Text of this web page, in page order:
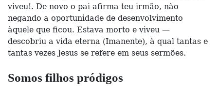
viveu!. De novo o pai afirma teu irmão, não
negando a oportunidade de desenvolvimento
àquele que ficou. Estava morto e viveu —
descobriu a vida eterna (Imanente), à qual tantas e
tantas vezes Jesus se refere em seus sermões.
Somos filhos pródigos